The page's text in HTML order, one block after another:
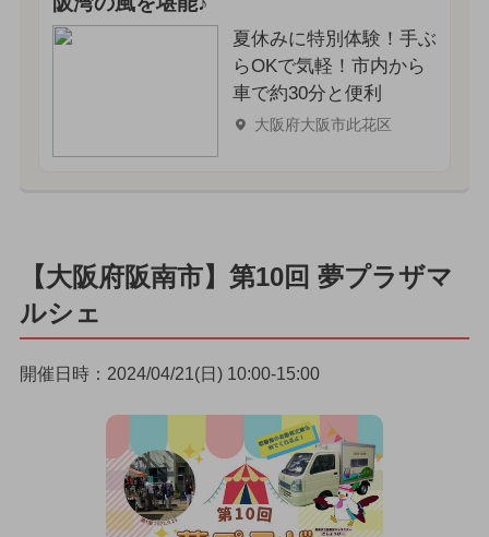
夏休みに特別体験！手ぶ
らOKで気軽！市内から
車で約30分と便利
大阪府大阪市此花区
【大阪府阪南市】第10回 夢プラザマ
ルシェ
開催日時：2024/04/21(日) 10:00-15:00